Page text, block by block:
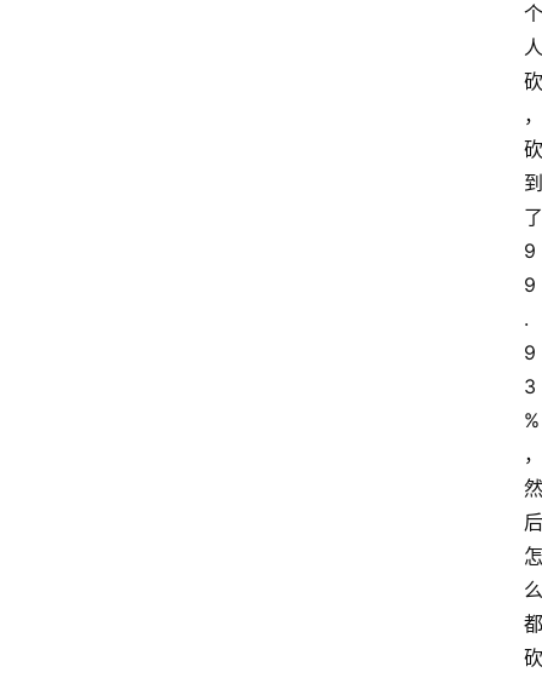
个
人
砍
，
砍
到
了
9
9
.
9
3
%
，
然
后
怎
么
都
砍